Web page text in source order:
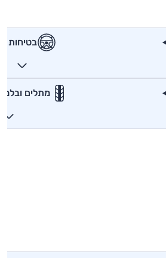
בטיחות
מתלים ובלמים